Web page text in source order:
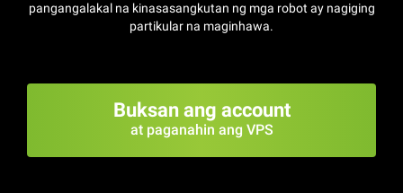
pangangalakal na kinasasangkutan ng mga robot ay nagiging
partikular na maginhawa.
Buksan ang account
at paganahin ang VPS